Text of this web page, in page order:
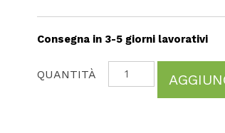
Consegna in 3-5 giorni lavorativi